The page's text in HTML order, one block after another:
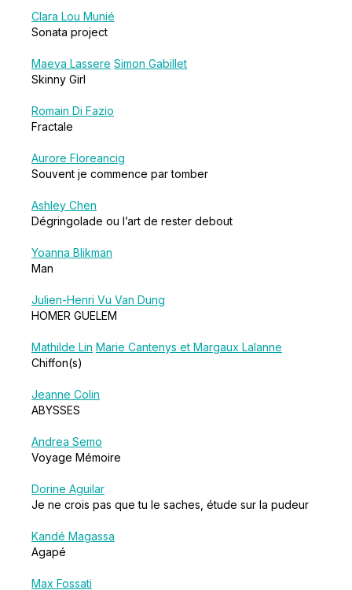
Clara Lou Munié
Sonata project
Maeva Lassere Simon Gabillet
Skinny Girl
Romain Di Fazio
Fractale
Aurore Floreancig
Souvent je commence par tomber
Ashley Chen
Dégringolade ou l’art de rester debout
Yoanna Blikman
Man
Julien-Henri Vu Van Dung
HOMER GUELEM
Mathilde Lin Marie Cantenys et Margaux Lalanne
Chiffon(s)
Jeanne Colin
ABYSSES
Andrea Semo
Voyage Mémoire
Dorine Aguilar
Je ne crois pas que tu le saches, étude sur la pudeur
Kandé Magassa
Agapé
Max Fossati